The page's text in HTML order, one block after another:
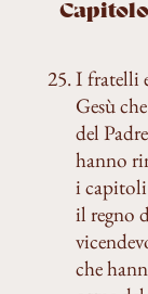
I fratelli
Gesù
del
hanno
i
il regno
che